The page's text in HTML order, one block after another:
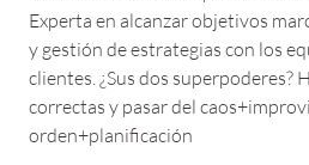
Experta en alcanzar objetivos
y gestión de estrategias con los
clientes. ¿Sus dos superpoderes?
correctas y pasar del
orden+planificación